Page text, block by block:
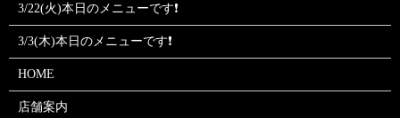
3/22(火)本日のメニューです❗
3/3(木)本日のメニューです❗
HOME
店舗案内